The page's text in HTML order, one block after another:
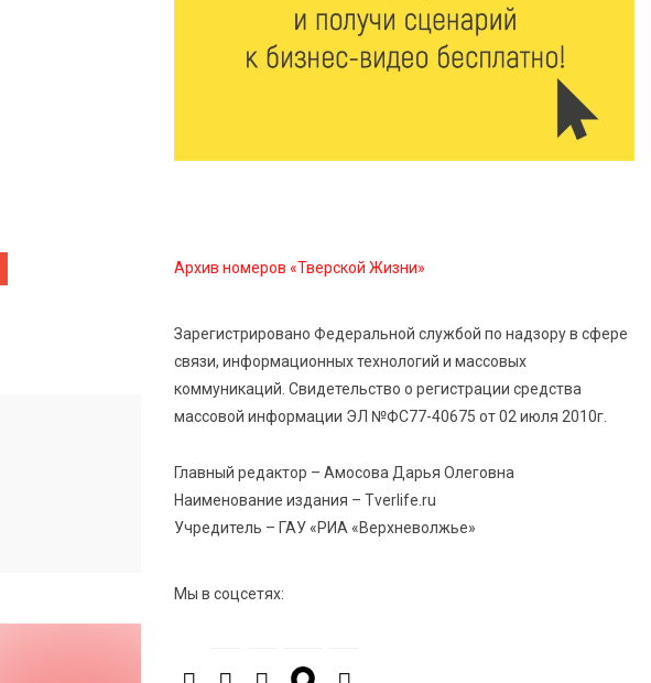
7 Авг 2026 16:02 304
Жителям Тверской области напомнили об
опасности домашних заготовок
7 Авг 2026 15:32 188
изменила библиотечную жизнь Верхневолжья
7 Авг 2026 15:30 166
трансформаторных подстанций и более 146 км ЛЭП
7 Авг 2026 15:10
Архив номеров «Тверской Жизни»
Зарегистрировано Федеральной службой по надзору в сфере
связи, информационных технологий и массовых
коммуникаций. Свидетельство о регистрации средства
массовой информации ЭЛ №ФС77-40675 от 02 июля 2010г.
Главный редактор – Амосова Дарья Олеговна
Наименование издания – Tverlife.ru
Учредитель – ГАУ «РИА «Верхневолжье»
Мы в соцсетях: